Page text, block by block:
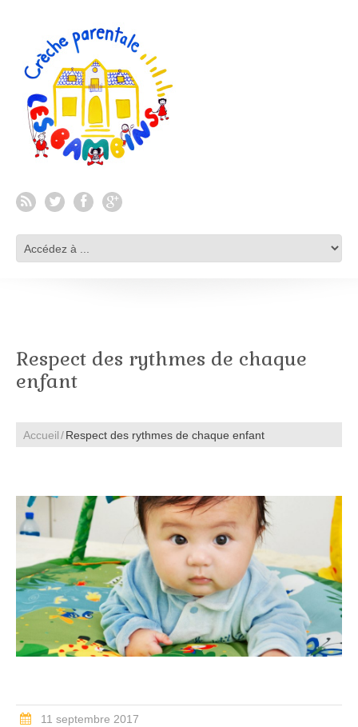
Respect des rythmes de chaque
enfant
Accueil Respect des rythmes de chaque enfant
11 septembre 2017